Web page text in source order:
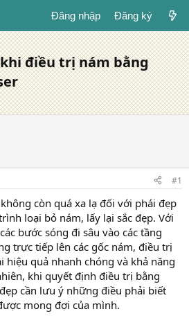
Đăng nhập Đăng ký
điều trị nám bằng
#1
còn quá xa lạ đối với phái đẹp
loại bỏ nám, lấy lại sắc đẹp. Với
bước sóng đi sâu vào các tầng
trực tiếp lên các gốc nám, điều trị
hiệu quả nhanh chóng và khả năng
khi quyết định điều trị bằng
cần lưu ý những điều phải biết
mong đợi của mình.